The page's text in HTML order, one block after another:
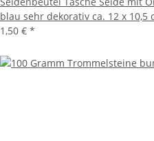
blau sehr dekorativ ca. 12 x 10,5
1,50 € *